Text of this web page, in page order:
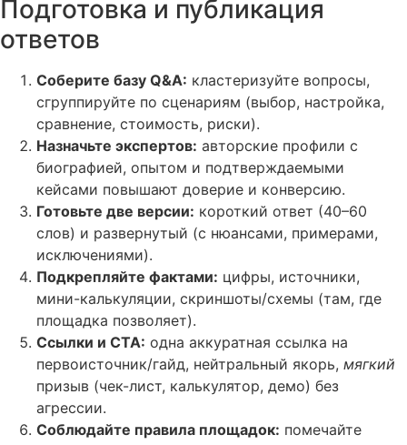
Подготовка и публикация
ответов
Соберите базу Q&A: кластеризуйте вопросы,
сгруппируйте по сценариям (выбор, настройка,
сравнение, стоимость, риски).
Назначьте экспертов: авторские профили с
биографией, опытом и подтверждаемыми
кейсами повышают доверие и конверсию.
Готовьте две версии: короткий ответ (40–60
слов) и развернутый (с нюансами, примерами,
исключениями).
Подкрепляйте фактами: цифры, источники,
мини-калькуляции, скриншоты/схемы (там, где
площадка позволяет).
Ссылки и CTA: одна аккуратная ссылка на
первоисточник/гайд, нейтральный якорь, мягкий
призыв (чек-лист, калькулятор, демо) без
агрессии.
Соблюдайте правила площадок: помечайте